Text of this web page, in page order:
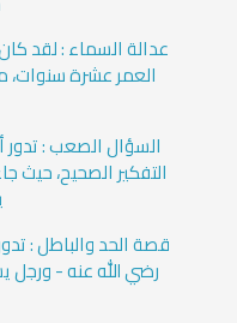
عدالة السماء : لقد
العمر عشرة سنوات،
السؤال الصعب :
التفكير الصحيح، حيث
قصة الحد والباطل :
رضي الله عنه - ورجل